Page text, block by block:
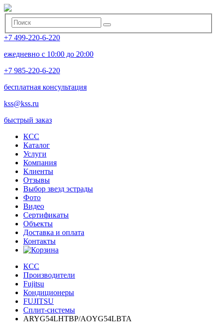
+7 499-220-6-220
ежедневно с 10:00 до 20:00
+7 985-220-6-220
бесплатная консультация
kss@kss.ru
быстрый заказ
КСС
Каталог
Услуги
Компания
Клиенты
Oтзывы
Выбор звезд эстрады
Фото
Видео
Сертификаты
Объекты
Доставка и оплата
Контакты
КСС
Производители
Fujitsu
Кондиционеры
FUJITSU
Сплит-системы
ARYG54LHTBP/AOYG54LBTA